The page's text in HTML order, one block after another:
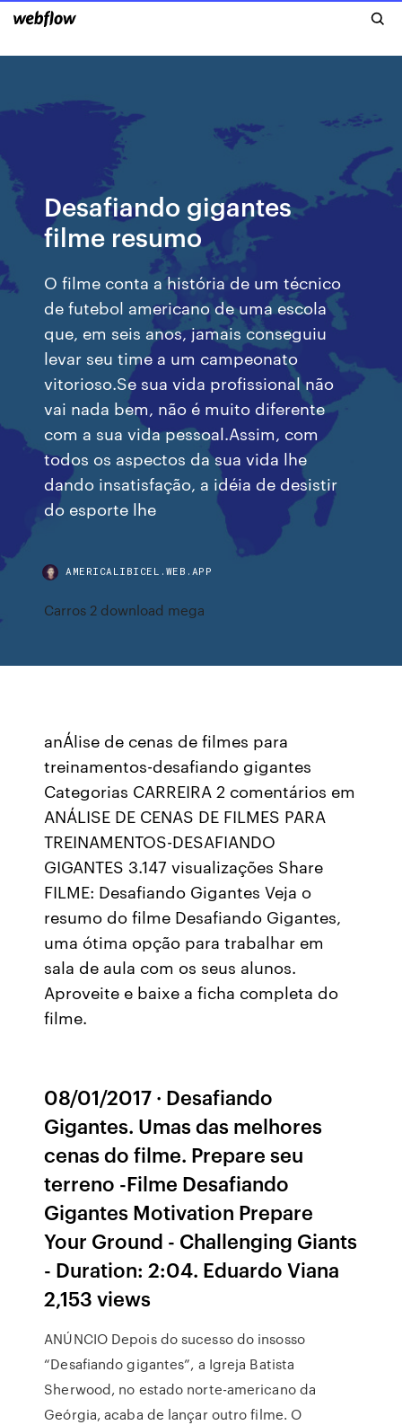
Desafiando gigantes
filme resumo
O filme conta a história de um técnico
de futebol americano de uma escola
que, em seis anos, jamais conseguiu
levar seu time a um campeonato
vitorioso.Se sua vida profissional não
vai nada bem, não é muito diferente
com a sua vida pessoal.Assim, com
todos os aspectos da sua vida lhe
dando insatisfação, a idéia de desistir
do esporte lhe
AMERICALIBICEL.WEB.APP
Carros 2 download mega
anÁlise de cenas de filmes para
treinamentos-desafiando gigantes
Categorias CARREIRA 2 comentários em
ANÁLISE DE CENAS DE FILMES PARA
TREINAMENTOS-DESAFIANDO
GIGANTES 3.147 visualizações Share
FILME: Desafiando Gigantes Veja o
resumo do filme Desafiando Gigantes,
uma ótima opção para trabalhar em
sala de aula com os seus alunos.
Aproveite e baixe a ficha completa do
filme.
08/01/2017 · Desafiando
Gigantes. Umas das melhores
cenas do filme. Prepare seu
terreno -Filme Desafiando
Gigantes Motivation Prepare
Your Ground - Challenging Giants
- Duration: 2:04. Eduardo Viana
2,153 views
ANÚNCIO Depois do sucesso do insosso
“Desafiando gigantes”, a Igreja Batista
Sherwood, no estado norte-americano da
Geórgia, acaba de lançar outro filme. O